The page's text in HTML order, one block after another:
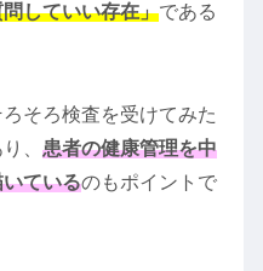
していい存在」である
そろ検査を受けてみた
、 患者の健康管理を中
ているのもポイントで